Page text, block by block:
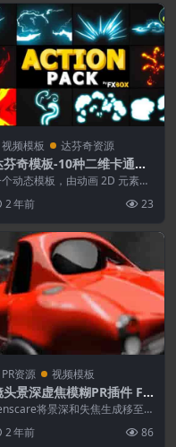
视频模板 达芬奇资源
芬奇模板-10种二维卡通手
MG元素动画 Action Elem
Pack
动态模板，由动画 2D 元素和
加到您的项目...
2 年前 23
PR资源 视频模板
头景深虚焦模糊PR插件 Fri
Lenscare V1.5.4 Wi
将景深和失焦生成移至
糊效果和 ...
2 年前 86